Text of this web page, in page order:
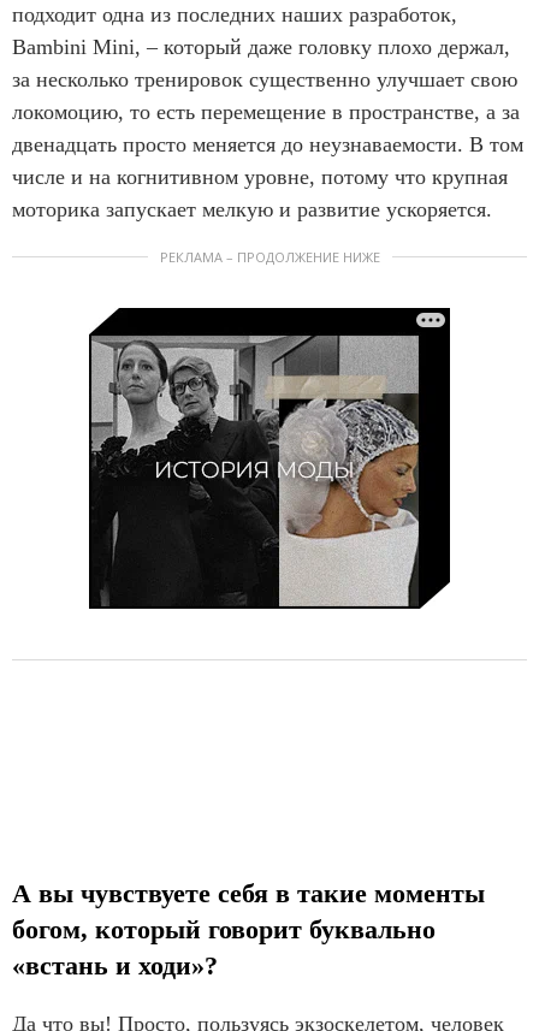
подходит одна из последних наших разработок,
Bambini Mini, – который даже головку плохо держал,
за несколько тренировок существенно улучшает свою
локомоцию, то есть перемещение в пространстве, а за
двенадцать просто меняется до неузнаваемости. В том
числе и на когнитивном уровне, потому что крупная
моторика запускает мелкую и развитие ускоряется.
РЕКЛАМА – ПРОДОЛЖЕНИЕ НИЖЕ
А вы чувствуете себя в такие моменты
богом, который говорит буквально
«встань и ходи»?
Да что вы! Просто, пользуясь экзоскелетом, человек